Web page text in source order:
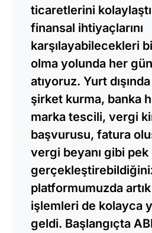
ticaretlerini
finansal ihtiyaçlarını
karşılayabilecekleri
olma yolunda her
atıyoruz. Yurt
şirket kurma, banka
marka tescili, vergi
başvurusu, fatura
vergi beyanı gibi
platformumuzda
işlemleri de kolayca
geldi. Başlangıçta